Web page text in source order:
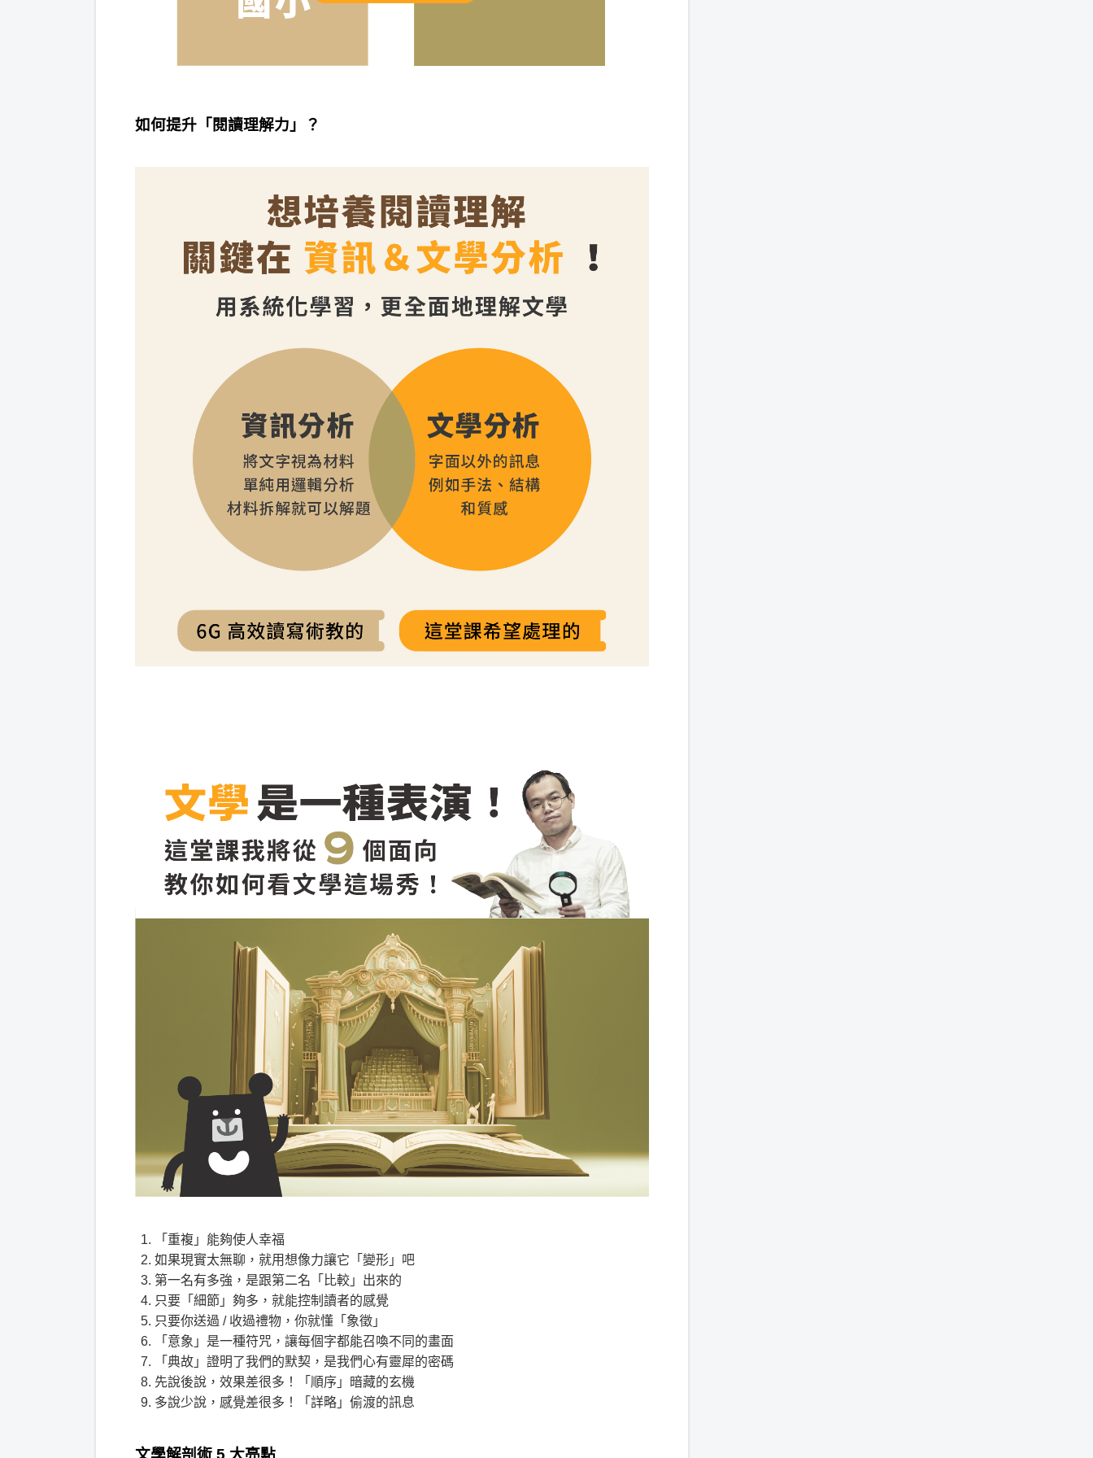
如何提升「閱讀理解力」？
「重複」 能夠使人幸福
如果現實太無聊，就用想像力讓它 「變形」 吧
第一名有多強，是跟第二名 「比較」 出來的
只要 「細節」 夠多，就能控制讀者的感覺
只要你送過 / 收過禮物，你就懂 「象徵」
「意象」 是一種符咒，讓每個字都能召喚不同的畫面
「典故」 證明了我們的默契，是我們心有靈犀的密碼
先說後說，效果差很多！
「順序」
暗藏的玄機
多說少說，感覺差很多！
「詳略」 偷渡的訊息
文學解剖術 5 大亮點